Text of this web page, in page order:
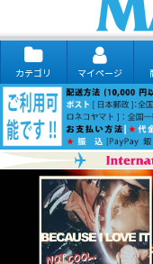
カテゴリ マイページ